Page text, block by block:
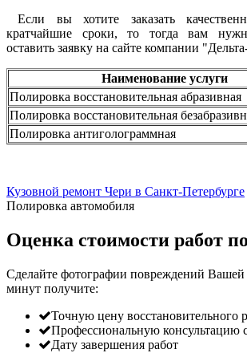
Если вы хотите заказать
кратчайшие сроки, то тогда вам
оставить заявку на сайте компании
Наименование услуги
Полировка восстановительная абразивная
Полировка восстановительная
Полировка антиголограммная
Кузовной ремонт Чери в Санкт-Петербурге
Полировка автомобиля
Оценка стоимости работ
Сделайте фотографии повреждений
минут получите:
Точную цену восстановительного
Профессиональную консультацию
Дату завершения работ